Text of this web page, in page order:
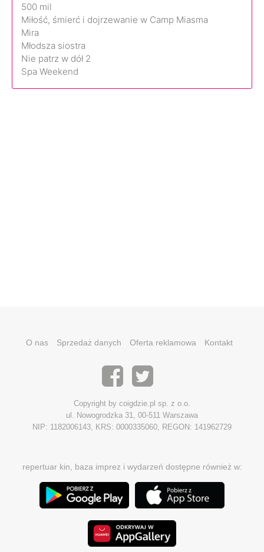
500 mil
Miłość, śmierć i dojrzewanie w Camp Miasma
Mira
Młodsza siostra
Nie patrz w dół 2
Spa Weekend
O nas Sprzedaż danych Oferta reklamowa Kontakt
Copyright by coigdzie.pl sp. z o.o.
ul. Nowogrodzka 31, 00-511 Warszawa
NIP: 1182006143, KRS: 0000335060, REGON: 141962729
repertuar kin, baza imprez i wydarzeń dostępne również w: